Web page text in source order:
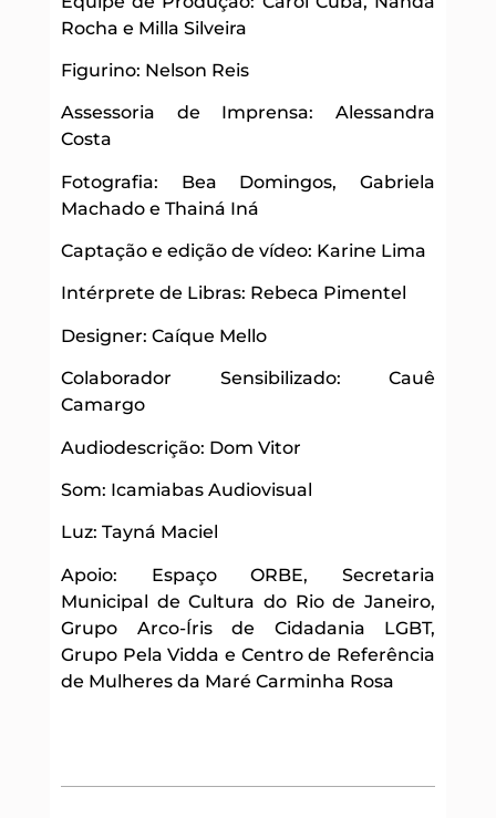
Rocha e Milla Silveira
Figurino: Nelson Reis
Assessoria de Imprensa: Alessandra
Costa
Fotografia: Bea Domingos, Gabriela
Machado e Thainá Iná
Captação e edição de vídeo: Karine Lima
Intérprete de Libras: Rebeca Pimentel
Designer: Caíque Mello
Colaborador Sensibilizado: Cauê
Camargo
Audiodescrição: Dom Vitor
Som: Icamiabas Audiovisual
Luz: Tayná Maciel
Apoio: Espaço ORBE, Secretaria
Municipal de Cultura do Rio de Janeiro,
Grupo Arco-Íris de Cidadania LGBT,
Grupo Pela Vidda e Centro de Referência
de Mulheres da Maré Carminha Rosa